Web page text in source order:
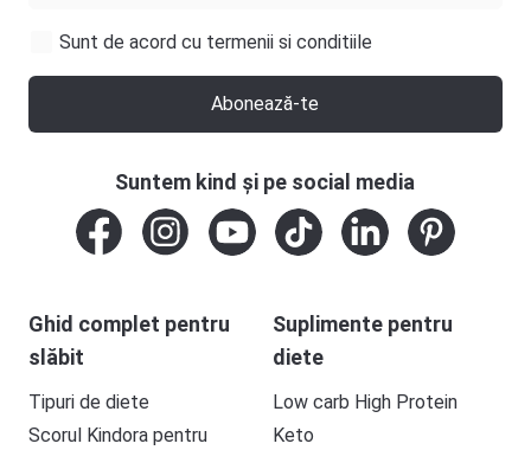
Sunt de acord cu termenii si conditiile
Abonează-te
Ghid complet pentru
slăbit
Tipuri de diete
Scorul Kindora pentru
Suplimente pentru
diete
Low carb High Protein
Keto
Suntem kind și pe social media